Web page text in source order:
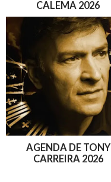
CALEMA 2026
AGENDA DE TONY
CARREIRA 2026